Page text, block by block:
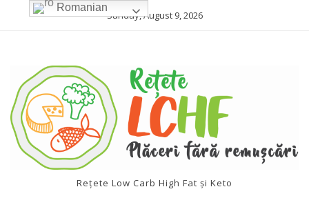
Sunday, August 9, 2026
Rețete Low Carb High Fat și Keto
Romanian